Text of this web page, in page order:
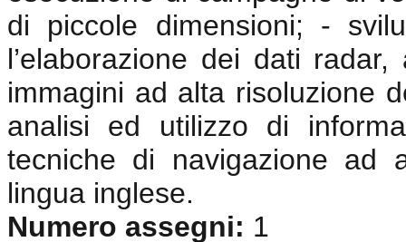
di piccole dimensioni; -
l’elaborazione dei dati
immagini ad alta risoluzione
analisi ed utilizzo di
tecniche di navigazione ad
lingua inglese.
Numero assegni: 1